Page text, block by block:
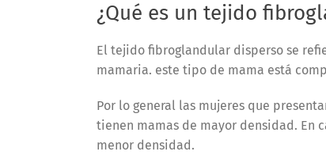
¿Qué es un tejido
El tejido fibroglandular disperso se
mamaria. este tipo de mama está
Por lo general las mujeres que
tienen mamas de mayor densidad. En
menor densidad.